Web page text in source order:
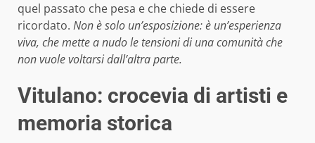
quel passato che pesa e che chiede di essere
ricordato. Non è solo un’esposizione: è un’esperienza
viva, che mette a nudo le tensioni di una comunità che
non vuole voltarsi dall’altra parte.
Vitulano: crocevia di artisti e
memoria storica